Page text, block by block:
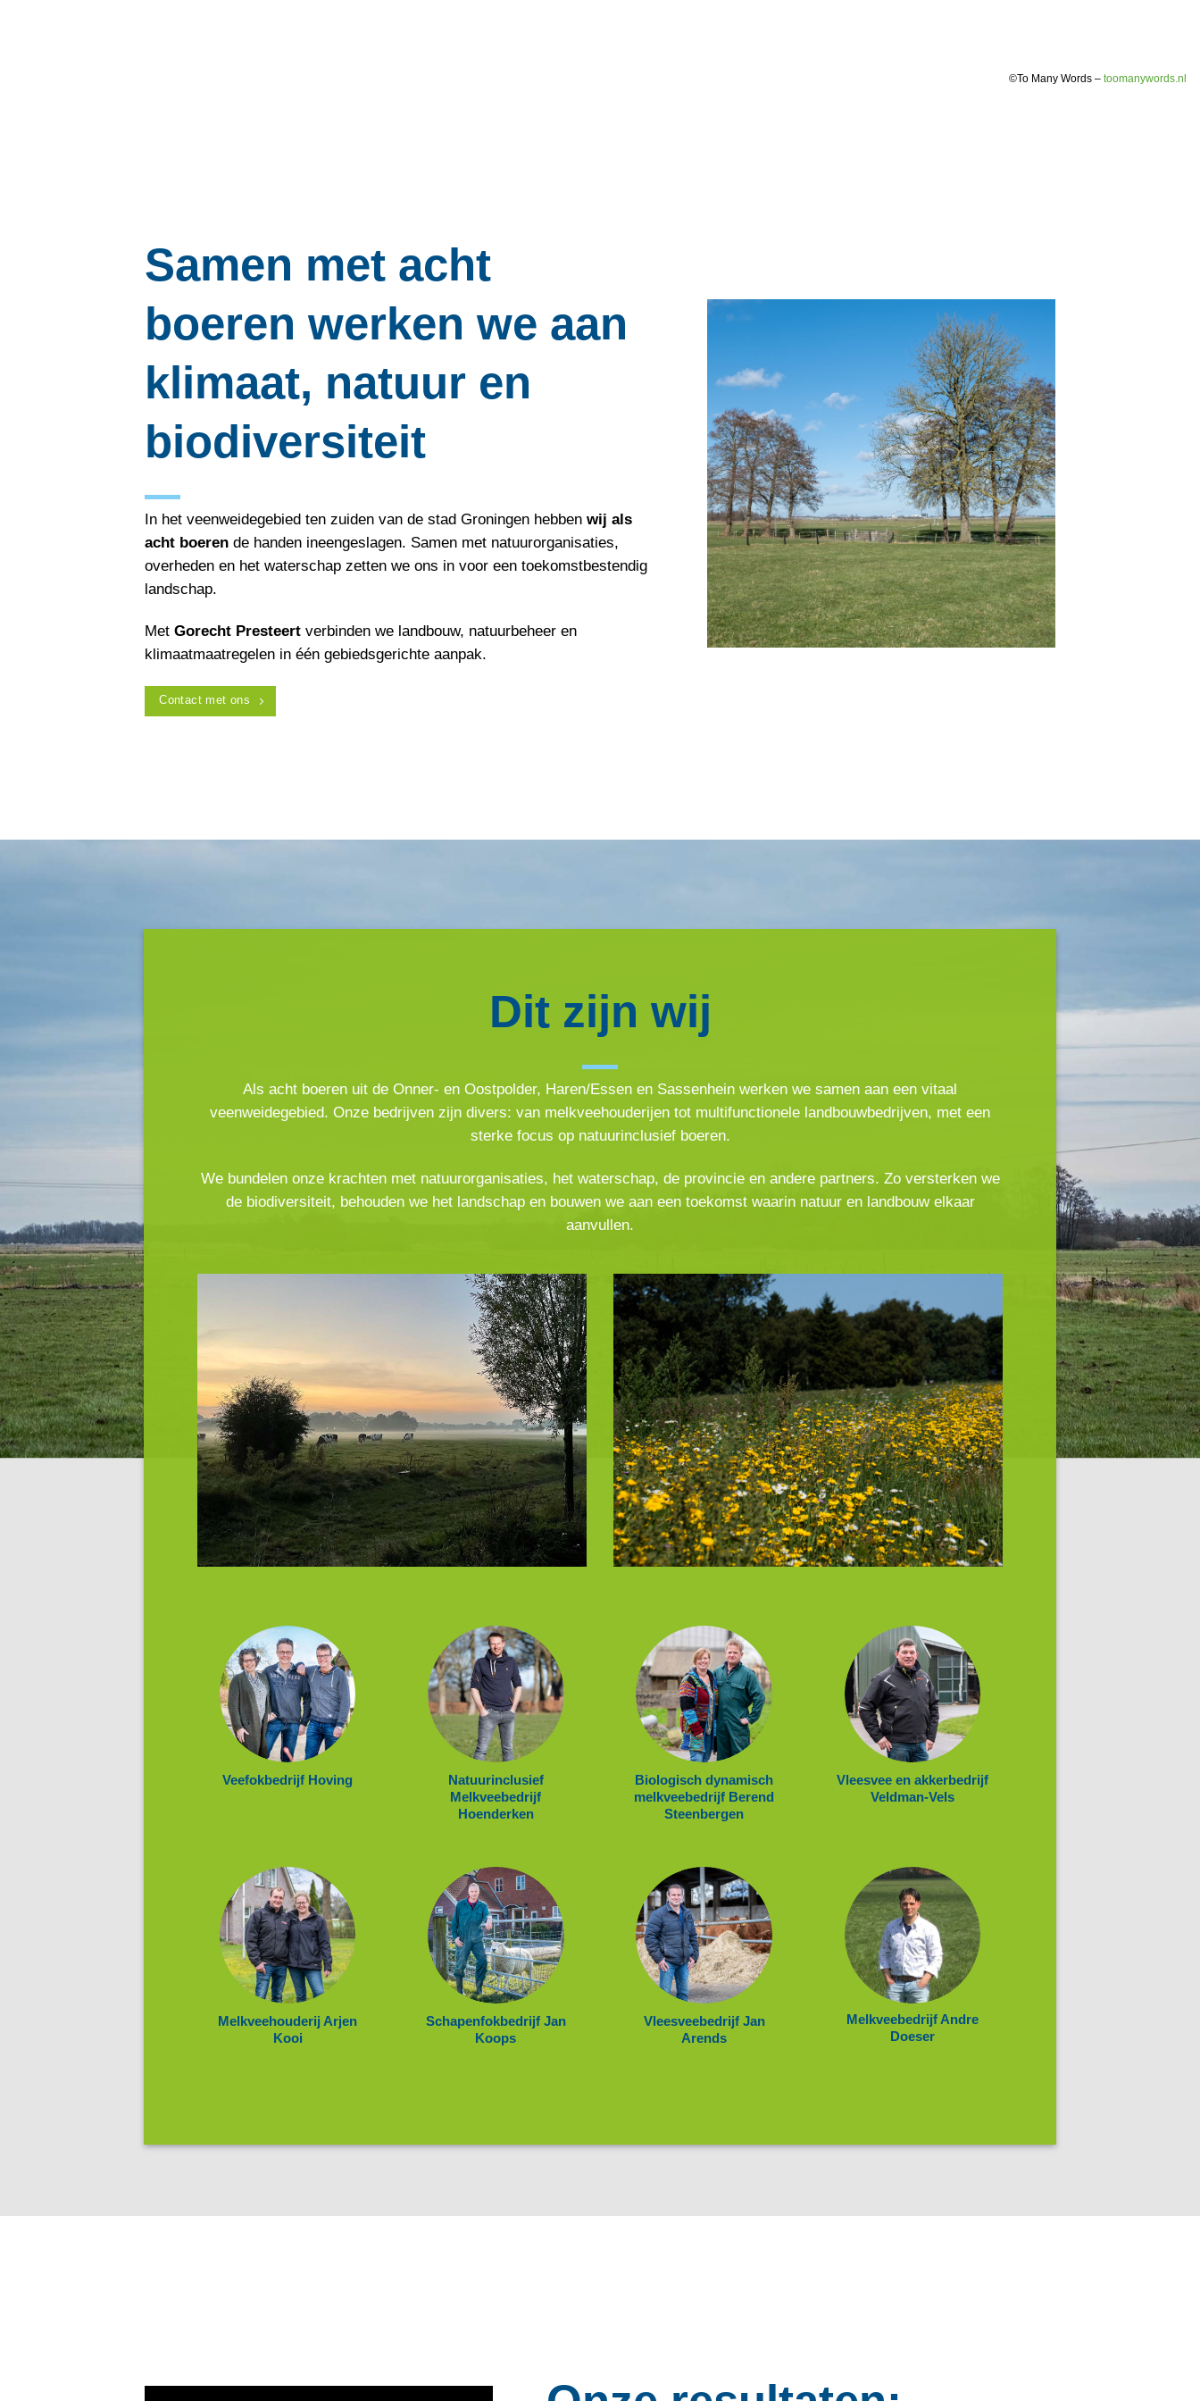
©To Many Words – toomanywords.nl
Samen met acht
boeren werken we aan
klimaat, natuur en
biodiversiteit
In het veenweidegebied ten zuiden van de stad Groningen hebben wij als
acht boeren de handen ineengeslagen. Samen met natuurorganisaties,
overheden en het waterschap zetten we ons in voor een toekomstbestendig
landschap.
Met Gorecht Presteert verbinden we landbouw, natuurbeheer en
klimaatmaatregelen in één gebiedsgerichte aanpak.
Contact met ons
Dit zijn wij
Als acht boeren uit de Onner- en Oostpolder, Haren/Essen en Sassenhein werken we samen aan een vitaal
veenweidegebied. Onze bedrijven zijn divers: van melkveehouderijen tot multifunctionele landbouwbedrijven, met een
sterke focus op natuurinclusief boeren.
We bundelen onze krachten met natuurorganisaties, het waterschap, de provincie en andere partners. Zo versterken we
de biodiversiteit, behouden we het landschap en bouwen we aan een toekomst waarin natuur en landbouw elkaar
aanvullen.
Veefokbedrijf Hoving
Natuurinclusief
Melkveebedrijf
Hoenderken
Biologisch dynamisch
melkveebedrijf Berend
Steenbergen
Vleesvee en akkerbedrijf
Veldman-Vels
Melkveehouderij Arjen
Kooi
Schapenfokbedrijf Jan
Koops
Vleesveebedrijf Jan
Arends
Melkveebedrijf Andre
Doeser